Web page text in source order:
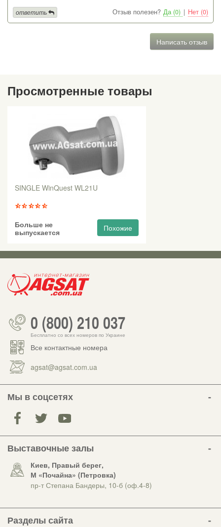
Отзыв полезен? Да (0) | Нет (0)
ответить
Написать отзыв
Просмотренные товары
SINGLE WinQuest WL21U
Больше не
выпускается
Похожие
0 (800) 210 037
Бесплатно со всех номеров по Украине
Все контактные номера
agsat@agsat.com.ua
Мы в соцсетях
Выставочные залы
Киев, Правый берег,
М «Почайна» (Петровка)
пр-т Степана Бандеры, 10-б (оф.4-8)
Разделы сайта